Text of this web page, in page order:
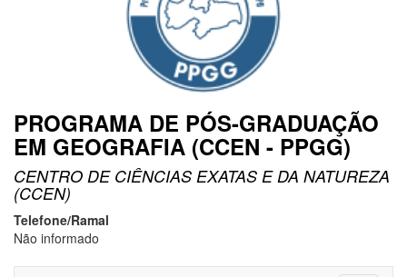
PROGRAMA DE PÓS-GRADUAÇÃO
EM GEOGRAFIA (CCEN - PPGG)
CENTRO DE CIÊNCIAS EXATAS E DA NATUREZA
(CCEN)
Telefone/Ramal
Não informado